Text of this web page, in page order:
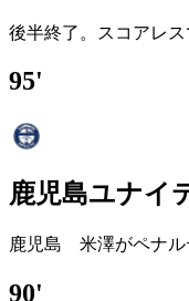
後半終了。スコアレ
95'
鹿児島ユナイ
鹿児島 米澤がペナル
90'